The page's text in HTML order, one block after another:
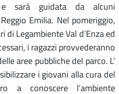
sarà guidata da alcuni
Emilia. Nel pomeriggio,
Legambiente Val d’Enza ed
i ragazzi provvederanno
aree pubbliche del parco. L’
i giovani alla cura del
a conoscere l’ambiente